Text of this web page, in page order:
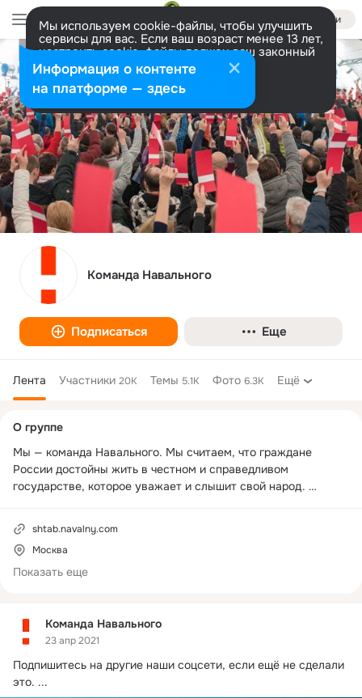
Войти
Мы используем cookie-файлы, чтобы улучшить
сервисы для вас. Если ваш возраст менее 13 лет,
настроить cookie-файлы должен ваш законный
представитель. Больше информации
Разрешить все Настроить
Команда Навального
Подписаться Еще
Лента Участники 20K Темы 5.1K Фото 6.3K Ещё
Команда Навального
23 апр 2021
Подпишитесь на другие наши соцсети, если ещё не сделали
это. ...
колонка
О группе
Мы — команда Навального. Мы считаем, что граждане
России достойны жить в честном и справедливом
государстве, которое уважает и слышит свой народ.
Общероссийская кампания за допуск Алексея Навального к
выборам объединила сотни тысяч неравнодушных людей в
самое масштабное политическое движение в стране. Наши
штабы проводят расследования, борются за экологию,
политические кампании.
будущего — оставьте свою почту: shtab.navalny.com. Мы
будем присылать вам новости штабов, и вы сможете прийти
shtab.navalny.com
Москва
Показать еще
Информация о контенте
на платформе — здесь